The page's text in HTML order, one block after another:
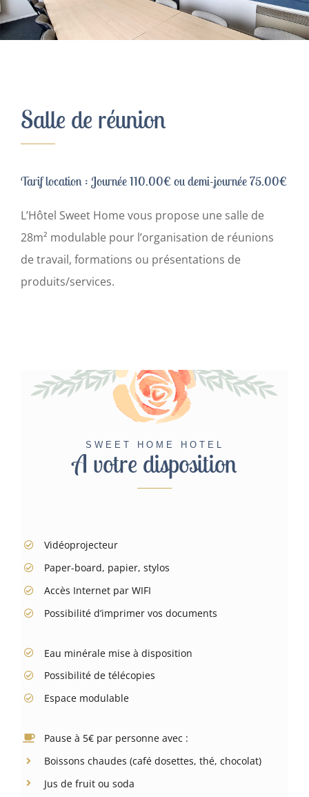
Contact
Salle de réunion
Tarif location : Journée 110.00€ ou demi-journée 75.00€
L’Hôtel Sweet Home vous propose une salle de
28m² modulable pour l’organisation de réunions
de travail, formations ou présentations de
produits/services.
SWEET HOME HOTEL
A votre disposition
Vidéoprojecteur
Paper-board, papier, stylos
Accès Internet par WIFI
Possibilité d’imprimer vos documents
Eau minérale mise à disposition
Possibilité de télécopies
Espace modulable
Pause à 5€ par personne avec :
Boissons chaudes (café dosettes, thé, chocolat)
Jus de fruit ou soda